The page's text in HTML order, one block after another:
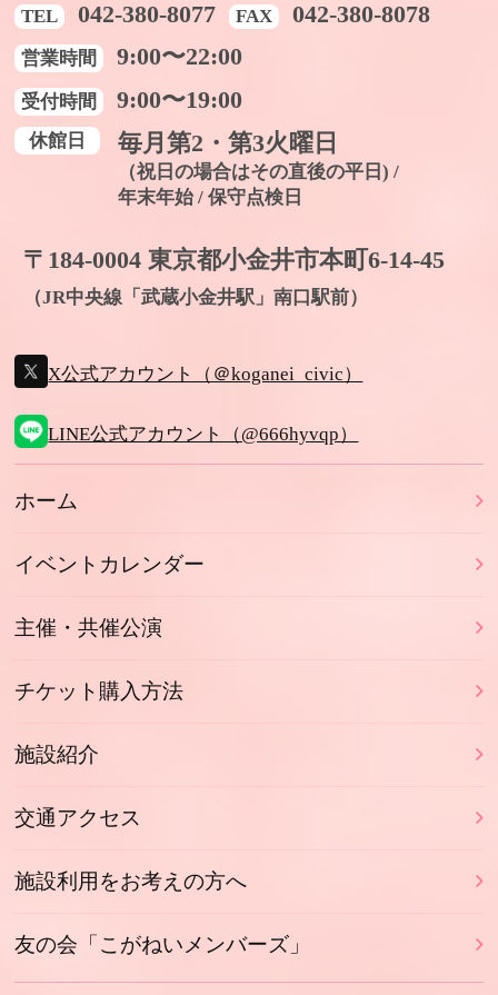
TEL 042-380-8077 FAX 042-380-8078
営業時間 9:00〜22:00
受付時間 9:00〜19:00
休館日 毎月第2・第3火曜日
（祝日の場合はその直後の平日) /
年末年始 / 保守点検日
〒184-0004 東京都小金井市本町6-14-45
（JR中央線「武蔵小金井駅」南口駅前）
X公式アカウント（＠koganei_civic）
LINE公式アカウント（@666hyvqp）
ホーム
イベントカレンダー
主催・共催公演
チケット購入方法
施設紹介
交通アクセス
施設利用をお考えの方へ
友の会「こがねいメンバーズ」